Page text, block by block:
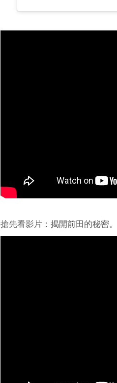
搶先看影片：揭開前田的秘密。